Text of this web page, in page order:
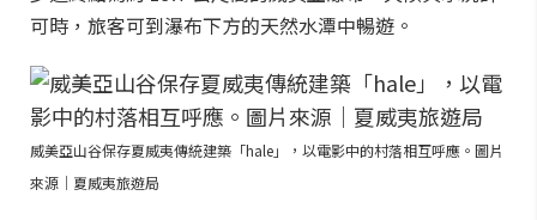
可時，旅客可到瀑布下方的天然水潭中暢遊。
威美亞山谷保存夏威夷傳統建築「hale」，以電影中的村落相互呼應。圖片
來源｜夏威夷旅遊局